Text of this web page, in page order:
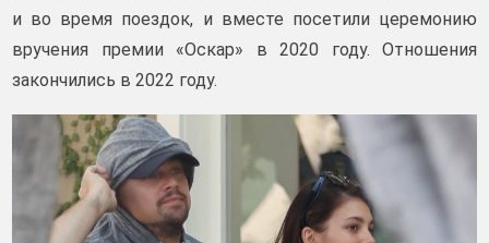
и во время поездок, и вместе посетили церемонию
вручения премии «Оскар» в 2020 году. Отношения
закончились в 2022 году.